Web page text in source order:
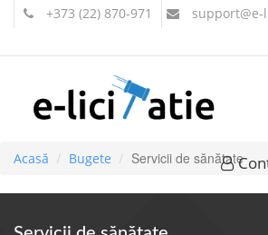
+373 (22) 870-971 support
Acasă Bugete Servicii de sănătate